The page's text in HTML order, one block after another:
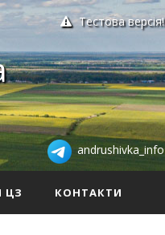
Тестова версія!
andrushivka_info
ЦЗ КОНТАКТИ